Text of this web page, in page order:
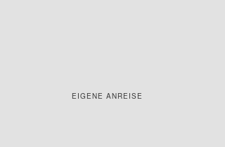
EIGENE ANREISE